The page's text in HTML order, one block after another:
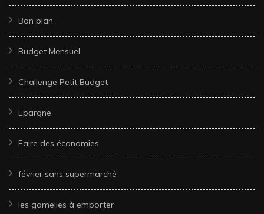
Bon plan
Budget Mensuel
Challenge Petit Budget
Epargne
Faire des économies
février sans supermarché
les gamelles à emporter